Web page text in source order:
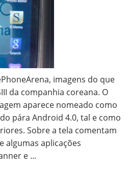
imagens do que
da companhia coreana. O
aparece nomeado como
pára Android 4.0, tal e como
Sobre a tela comentam
algumas aplicações
e ...